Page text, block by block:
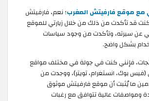
مع موقع فارفيتش المغرب؛ نعم، فارفيتش
قد تأكدت من ذلك من خلال زيارتي للموقع
عن سيرته، وتأكدت من وجود سياسات
بشكل واضح.
فإنني كنت في جولة في مختلف مواقع
(فيس بوك، انستغرام، تويتر)، ووجدت من
ما يُثبت أن موقع فارفيتش موثوق
ومواصفات عالية تتوافق مع رغبات